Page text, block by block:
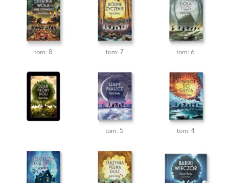
tom: 8 tom: 7 tom: 6
tom: 5 tom: 4